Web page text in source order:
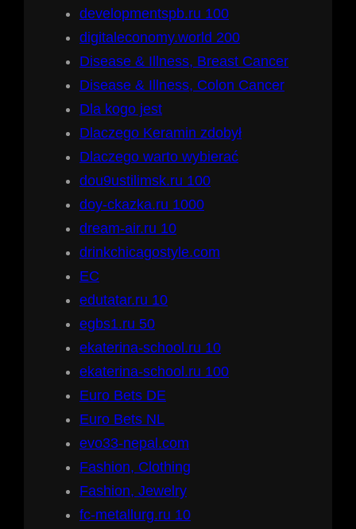
developmentspb.ru 100
digitaleconomy.world 200
Disease & Illness, Breast Cancer
Disease & Illness, Colon Cancer
Dla kogo jest
Dlaczego Keramin zdobył
Dlaczego warto wybierać
dou9ustilimsk.ru 100
doy-ckazka.ru 1000
dream-air.ru 10
drinkchicagostyle.com
EC
edutatar.ru 10
egbs1.ru 50
ekaterina-school.ru 10
ekaterina-school.ru 100
Euro Bets DE
Euro Bets NL
evo33-nepal.com
Fashion, Clothing
Fashion, Jewelry
fc-metallurg.ru 10